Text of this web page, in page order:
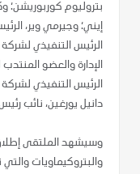
بتروليوم كوربوريشن؛
إيني؛ وجيرمي وير،
الرئيس التنفيذي
الإدارة والعضو
الرئيس التنفيذي لشركة
دانيل يورغين، نائب
وسيشهد الملتقى إطلاق
والبتروكيماويات